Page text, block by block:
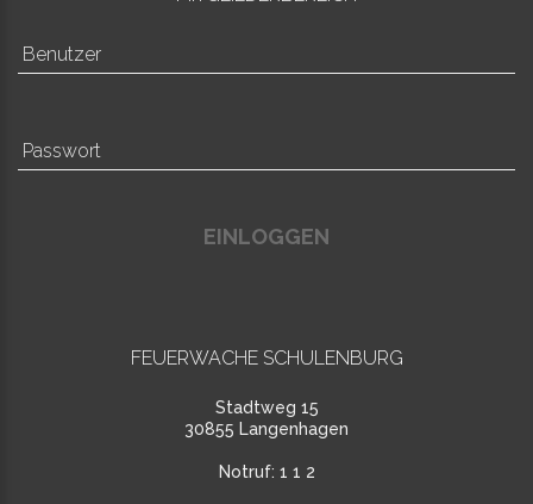
EINLOGGEN
FEUERWACHE SCHULENBURG
Stadtweg 15
30855 Langenhagen
Notruf: 1 1 2